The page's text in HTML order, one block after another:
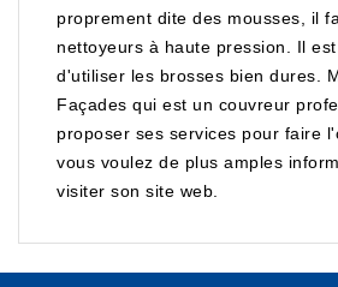
proprement dite des mousses, il
nettoyeurs à haute pression. Il
d'utiliser les brosses bien dures.
Façades qui est un couvreur
proposer ses services pour faire
vous voulez de plus amples
visiter son site web.